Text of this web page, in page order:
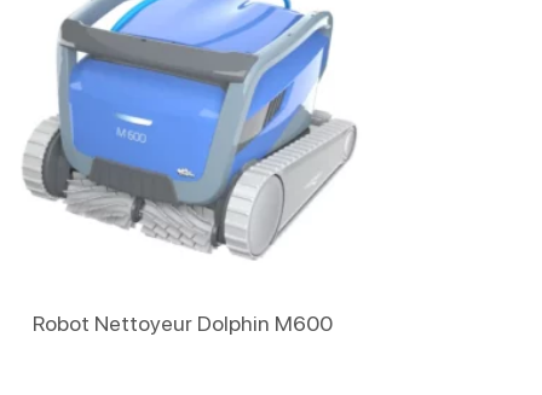
Robot Nettoyeur Dolphin M600